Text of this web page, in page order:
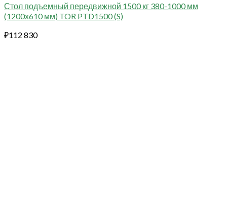
Стол подъемный передвижной 1500 кг 380-1000 мм
(1200х610 мм) TOR PTD1500 (S)
₽112 830